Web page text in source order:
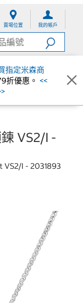
賣場位置 我的帳戶
指定米森商
折優惠。 <<
VS2/I -
VS2/I - 2031893